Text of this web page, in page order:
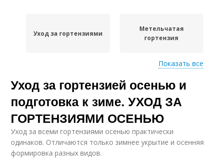
Уход за гортензиями
Метельчатая
гортензия
Гортензии на зиму Гортензия к зиме
Древовидная
гортензия
Крупнолистная
гортензия
Показать все
Уход за гортензией осенью и
подготовка к зиме. УХОД ЗА
ГОРТЕНЗИЯМИ ОСЕНЬЮ
Уход за всеми гортензиями осенью практически
одинаков. Отличаются только зимнее укрытие и осенняя
формировка разных видов.